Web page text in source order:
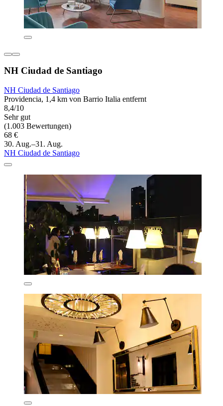
NH Ciudad de Santiago
NH Ciudad de Santiago
Providencia, 1,4 km von Barrio Italia entfernt
8,4/10
Sehr gut
(1.003 Bewertungen)
68 €
30. Aug.–31. Aug.
NH Ciudad de Santiago